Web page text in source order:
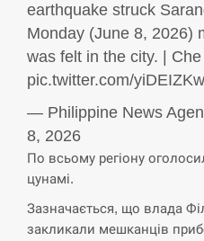
СЕРПЕНЬ
Поставки ракет для
хотя у партнеров
СЕРПЕНЬ
У Румунії затоплять
збільшення потоку
earthquake struck
Monday (June 8, 2026)
was felt in the city. |
pic.twitter.com/
— Philippine News
8, 2026
По всьому регіону
цунамі.
Зазначається, що влада
закликали мешканців